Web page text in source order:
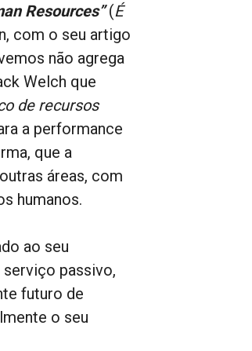
Resources”(É
com o seu artigo
não agrega
Welch que
de recursos
a performance
que a
áreas, com
humanos.
ao seu
passivo,
futuro de
o seu